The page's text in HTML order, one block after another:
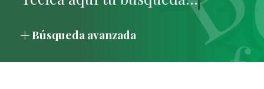
Búsqueda avanzada